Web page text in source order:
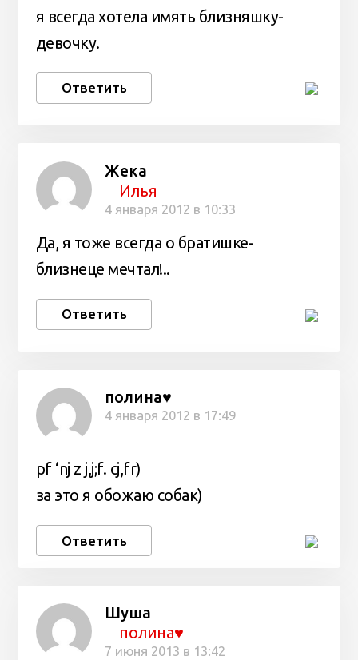
я всегда хотела имять близняшку-
девочку.
Ответить
Жека
Илья
4 января 2012 в 10:33
Да, я тоже всегда о братишке-
близнеце мечтал!..
Ответить
полина♥
4 января 2012 в 17:49
pf ‘nj z j,j;f. cj,fr)
за это я обожаю собак)
Ответить
Шуша
полина♥
7 июня 2013 в 13:42